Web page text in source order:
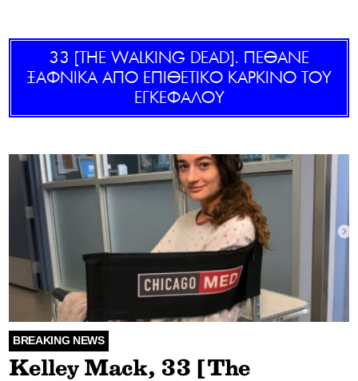
SOOZIE’S FRIENDS
TECH
HEALTH
MEDIALAND
DRIVE
SPORTS
DIA Y NOCHE
33 [THE WALKING DEAD]. ΠΕΘΑΝΕ
ΞΑΦΝΙΚΑ ΑΠΟ ΕΠΙΘΕΤΙΚΟ ΚΑΡΚΙΝΟ ΤΟΥ
ΕΓΚΕΦΑΛΟΥ
BREAKING NEWS
Kelley Mack, 33 [The